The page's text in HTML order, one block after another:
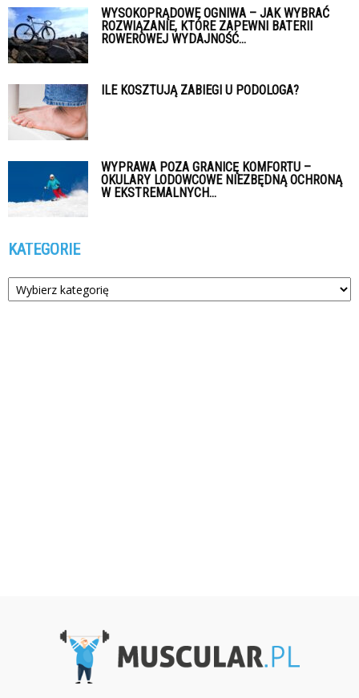
WYSOKOPRĄDOWE OGNIWA – JAK WYBRAĆ
ROZWIĄZANIE, KTÓRE ZAPEWNI BATERII
ROWEROWEJ WYDAJNOŚĆ...
ILE KOSZTUJĄ ZABIEGI U PODOLOGA?
WYPRAWA POZA GRANICĘ KOMFORTU –
OKULARY LODOWCOWE NIEZBĘDNĄ OCHRONĄ
W EKSTREMALNYCH...
KATEGORIE
Kategorie